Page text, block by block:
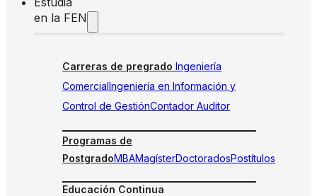
en la FEN
Carreras de pregrado Ingeniería
ComercialIngeniería en Información y
Control de GestiónContador Auditor
Programas de
PostgradoMBAMagísterDoctoradosPostítulos
Educación Continua